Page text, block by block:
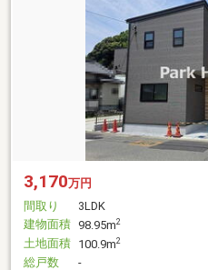
3,170万円
間取り
3LDK
建物面積 98.95m2
土地面積 100.9m2
総戸数
-